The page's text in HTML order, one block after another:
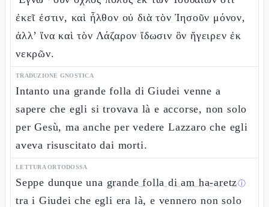
ἐκεῖ ἐστιν, καὶ ἦλθον οὐ διὰ τὸν Ἰησοῦν μόνον,
ἀλλ’ ἵνα καὶ τὸν Λάζαρον ἴδωσιν ὃν ἤγειρεν ἐκ
νεκρῶν.
TRADUZIONE GNOSTICA
Intanto una grande folla di Giudei venne a
sapere che egli si trovava là e accorse, non solo
per Gesù, ma anche per vedere Lazzaro che egli
aveva risuscitato dai morti.
LETTURA ORTODOSSA
Seppe dunque una grande folla di am ha-aretzⓘ
tra i Giudei che egli era là, e vennero non solo